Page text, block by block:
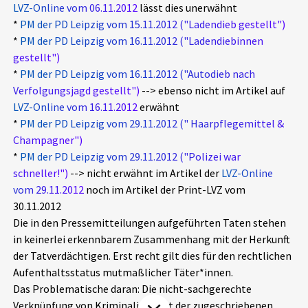
Aktuelles
Alle Beiträge
Veranstaltungen
Pressemitteilungen
Über uns
Projektbeschreibung
Kontakt
Unterstützer_innen
Spenden
chronik.LE in der Presse
LVZ-Online vom 06.11.2012lässt dies unerwähnt
* PM der PD Leipzig vom 15.11.2012 ("Ladendieb gestellt")
* PM der PD Leipzig vom 16.11.2012 ("Ladendiebinnen
gestellt")
* PM der PD Leipzig vom 16.11.2012 ("Autodieb nach
Verfolgungsjagd gestellt") --> ebenso nicht im Artikel auf
LVZ-Online vom 16.11.2012erwähnt
* PM der PD Leipzig vom 29.11.2012 (" Haarpflegemittel &
Champagner")
* PM der PD Leipzig vom 29.11.2012 ("Polizei war
schneller!") --> nicht erwähnt im Artikel der LVZ-Online
vom 29.11.2012noch im Artikel der Print-LVZ vom
30.11.2012
Die in den Pressemitteilungen aufgeführten Taten stehen
in keinerlei erkennbarem Zusammenhang mit der Herkunft
der Tatverdächtigen. Erst recht gilt dies für den rechtlichen
Aufenthaltsstatus mutmaßlicher Täter*innen.
Das Problematische daran: Die nicht-sachgerechte
Verknüpfung von Kriminalität mit der zugeschriebenen